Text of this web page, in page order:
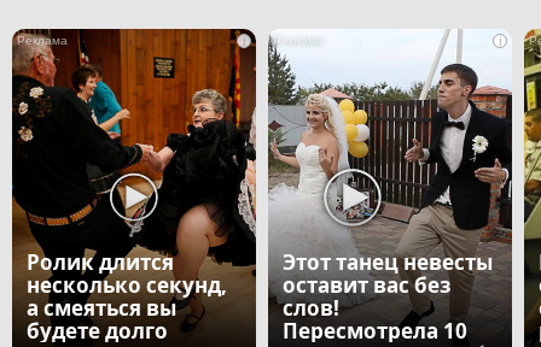
i
Ролик длится
несколько секунд,
а смеяться вы
будете долго
i
Этот танец невесты
оставит вас без
слов!
Пересмотрела 10